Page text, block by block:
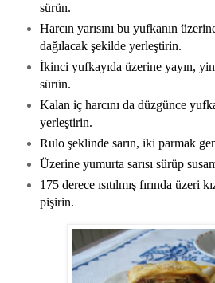
sürün.
Harcın yarısını bu yufkanın
dağılacak şekilde yerleştirin.
İkinci yufkayıda üzerine yayın,
sürün.
Kalan iç harcını da düzgünce
yerleştirin.
Rulo şeklinde sarın, iki parmak
Üzerine yumurta sarısı sürüp
175 derece ısıtılmış fırında üzeri
pişirin.